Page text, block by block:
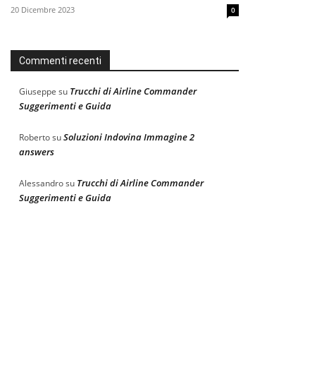
20 Dicembre 2023 0
Commenti recenti
Giuseppe su Trucchi di Airline Commander
Suggerimenti e Guida
RobertosuSoluzioni Indovina Immagine 2
answers
Alessandrosu Trucchi di Airline Commander
Suggerimenti e Guida